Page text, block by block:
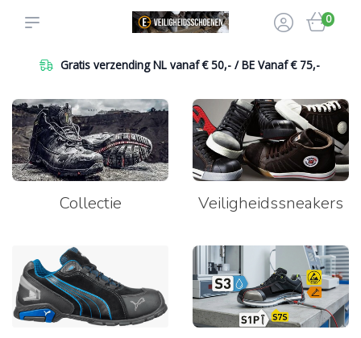
0
Gratis verzending NL vanaf € 50,- / BE Vanaf € 75,-
Collectie Veiligheidssneakers